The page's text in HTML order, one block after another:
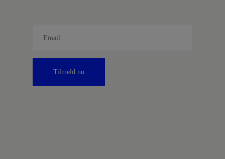
Tilmeld nu